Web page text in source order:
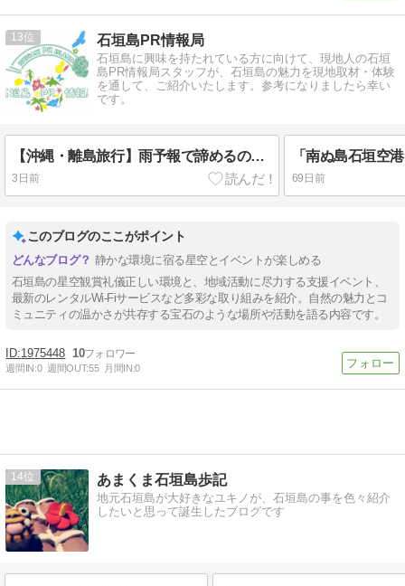
13 石垣島PR情報局
石垣島に興味を持たれている方に向けて、現地人の石垣
島PR情報局スタッフが、石垣島の魅力を現地取材・体験
を通して、ご紹介いたします。参考になりましたら幸い
です。
【沖縄・離島旅行】雨予報で諦めるのはもったいない？ 約6割が経験した「予報ギャップ」の実態
3日前 69日前
このブログのここがポイント
静かな環境に宿る星空とイベントが楽しめる
石垣島の星空観賞礼儀正しい環境と、地域活動に尽力する支援イベント、
最新のレンタルWi-Fiサービスなど多彩な取り組みを紹介。自然の魅力とコ
ミュニティの温かさが共存する宝石のような場所や活動を語る内容です。
1975448 10
週間IN:0 週間OUT:55 月間IN:0
14 あまくま石垣島歩記
地元石垣島が大好きなユキノが、石垣島の事を色々紹介
したいと思って誕生したブログです